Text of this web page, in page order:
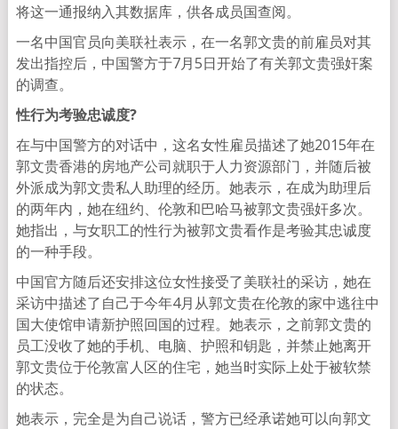
将这一通报纳入其数据库，供各成员国查阅。
一名中国官员向美联社表示，在一名郭文贵的前雇员对其
发出指控后，中国警方于7月5日开始了有关郭文贵强奸案
的调查。
性行为考验忠诚度?
在与中国警方的对话中，这名女性雇员描述了她2015年在
郭文贵香港的房地产公司就职于人力资源部门，并随后被
外派成为郭文贵私人助理的经历。她表示，在成为助理后
的两年内，她在纽约、伦敦和巴哈马被郭文贵强奸多次。
她指出，与女职工的性行为被郭文贵看作是考验其忠诚度
的一种手段。
中国官方随后还安排这位女性接受了美联社的采访，她在
采访中描述了自己于今年4月从郭文贵在伦敦的家中逃往中
国大使馆申请新护照回国的过程。她表示，之前郭文贵的
员工没收了她的手机、电脑、护照和钥匙，并禁止她离开
郭文贵位于伦敦富人区的住宅，她当时实际上处于被软禁
的状态。
她表示，完全是为自己说话，警方已经承诺她可以向郭文